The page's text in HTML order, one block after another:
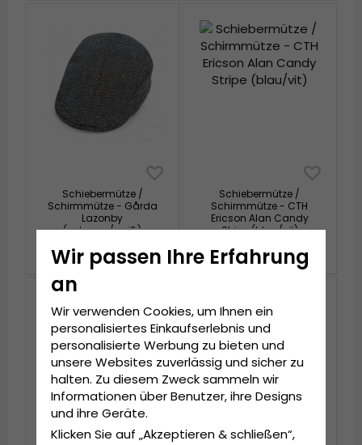
Schiebermütze /
Schirmmütze - Gårda
Lazonby
(schwarz/weiß)
€29.99
Schiebermütze /
Schirmmütze - CTH
Ericson Alan Candy
Stripe (blau/vit)
€63.99
Wir passen Ihre Erfahrung
an
Wir verwenden Cookies, um Ihnen ein
personalisiertes Einkaufserlebnis und
personalisierte Werbung zu bieten und
unsere Websites zuverlässig und sicher zu
halten. Zu diesem Zweck sammeln wir
Informationen über Benutzer, ihre Designs
und ihre Geräte.
Klicken Sie auf „Akzeptieren & schließen“,